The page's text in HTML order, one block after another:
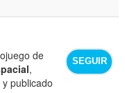
SEGUIR
de
,
y publicado